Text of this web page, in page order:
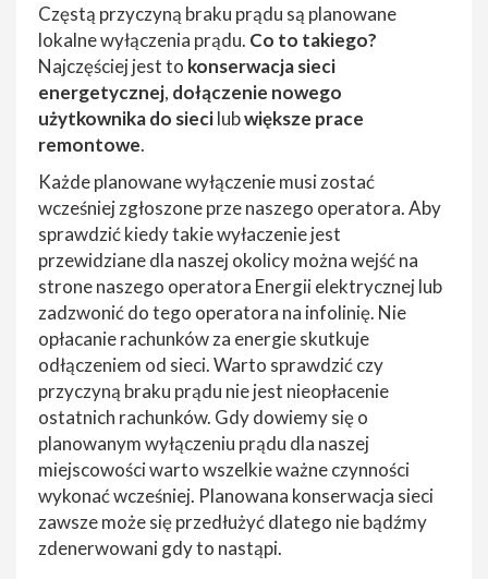
Częstą przyczyną braku prądu są planowane
lokalne wyłączenia prądu. Co to takiego?
Najczęściej jest to konserwacja sieci
energetycznej, dołączenie nowego
użytkownika do siecilubwiększe prace
remontowe.
Każde planowane wyłączenie musi zostać
wcześniej zgłoszone prze naszego operatora. Aby
sprawdzić kiedy takie wyłaczenie jest
przewidziane dla naszej okolicy można wejść na
strone naszego operatora Energii elektrycznej lub
zadzwonić do tego operatora na infolinię. Nie
opłacanie rachunków za energie skutkuje
odłączeniem od sieci. Warto sprawdzić czy
przyczyną braku prądu nie jest nieopłacenie
ostatnich rachunków. Gdy dowiemy się o
planowanym wyłączeniu prądu dla naszej
miejscowości warto wszelkie ważne czynności
wykonać wcześniej. Planowana konserwacja sieci
zawsze może się przedłużyć dlatego nie bądźmy
zdenerwowani gdy to nastąpi.